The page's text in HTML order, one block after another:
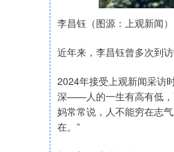
李昌钰（图源：上观新闻）
近年来，李昌钰曾多次到
2024年接受上观新闻采访
深——人的一生有高有低，
妈常常说，人不能穷在志
在。”